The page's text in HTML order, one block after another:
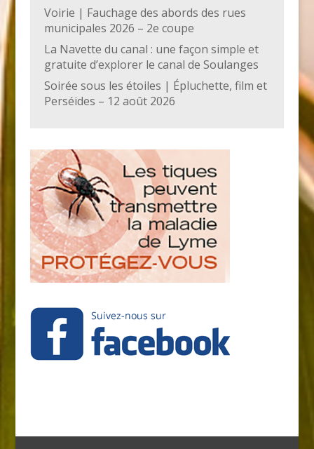
Voirie | Fauchage des abords des rues
municipales 2026 – 2e coupe
La Navette du canal : une façon simple et
gratuite d’explorer le canal de Soulanges
Soirée sous les étoiles | Épluchette, film et
Perséides – 12 août 2026